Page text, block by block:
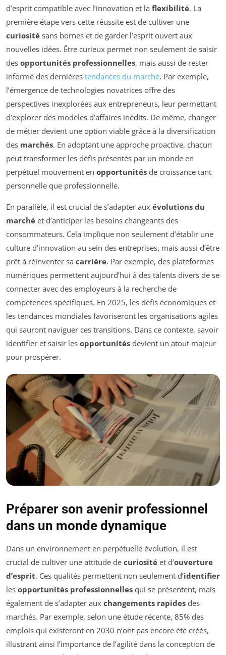
d’esprit compatible avec l’innovation et la flexibilité. La
première étape vers cette réussite est de cultiver une
curiosité sans bornes et de garder l’esprit ouvert aux
nouvelles idées. Être curieux permet non seulement de saisir
des opportunités professionnelles, mais aussi de rester
informé des dernières tendances du marché. Par exemple,
l’émergence de technologies novatrices offre des
perspectives inexplorées aux entrepreneurs, leur permettant
d’explorer des modèles d’affaires inédits. De même, changer
de métier devient une option viable grâce à la diversification
des marchés. En adoptant une approche proactive, chacun
peut transformer les défis présentés par un monde en
perpétuel mouvement en opportunités de croissance tant
personnelle que professionnelle.
En parallèle, il est crucial de s’adapter aux évolutions du
marché et d’anticiper les besoins changeants des
consommateurs. Cela implique non seulement d’établir une
culture d’innovation au sein des entreprises, mais aussi d’être
prêt à réinventer sa carrière. Par exemple, des plateformes
numériques permettent aujourd’hui à des talents divers de se
connecter avec des employeurs à la recherche de
compétences spécifiques. En 2025, les défis économiques et
les tendances mondiales favoriseront les organisations agiles
qui sauront naviguer ces transitions. Dans ce contexte, savoir
identifier et saisir les opportunités devient un atout majeur
pour prospérer.
Préparer son avenir professionnel
dans un monde dynamique
Dans un environnement en perpétuelle évolution, il est
crucial de cultiver une attitude de curiosité et d’ouverture
d’esprit. Ces qualités permettent non seulement d’identifier
les opportunités professionnelles qui se présentent, mais
également de s’adapter aux changements rapides des
marchés. Par exemple, selon une étude récente, 85% des
emplois qui existeront en 2030 n’ont pas encore été créés,
illustrant ainsi l’importance de l’agilité dans la conception de